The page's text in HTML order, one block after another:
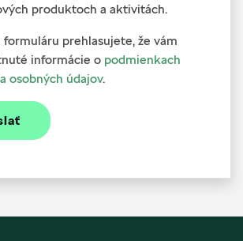
produktoch a aktivitách.
prehlasujete, že vám
informácie o podmienkach
osobných údajov.